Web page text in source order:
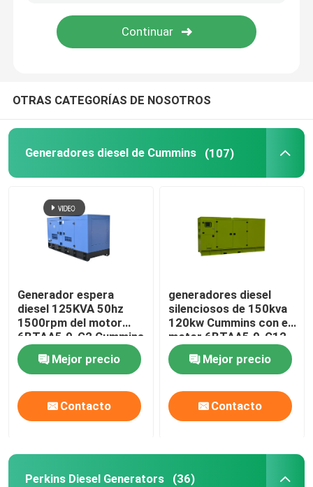
Generador diésel de contenedor
Generador diesel del remolque
OTRAS CATEGORÍAS DE NOSOTROS
Generadores diesel de Cummins (107)
Generador espera
diesel 125KVA 50hz
1500rpm del motor
6BTAA5.9-G2 Cummins
Mejor precio
Contacto
generadores diesel
silenciosos de 150kva
120kw Cummins con el
motor 6BTAA5.9-G12
Mejor precio
Contacto
Perkins Diesel Generators (36)